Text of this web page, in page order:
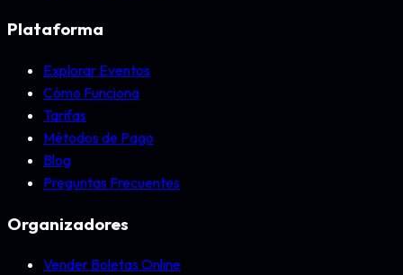
Plataforma
Explorar Eventos
Cómo Funciona
Tarifas
Métodos de Pago
Blog
Preguntas Frecuentes
Organizadores
Vender Boletas Online